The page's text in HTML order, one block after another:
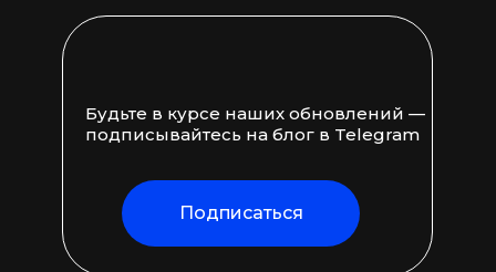
Подписаться
Будьте в курсе наших обновлений —
подписывайтесь на блог в Telegram